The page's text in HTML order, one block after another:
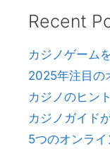
Recent
カジノゲーム
2025年注目の
カジノのヒン
カジノガイド
5つのオンラ